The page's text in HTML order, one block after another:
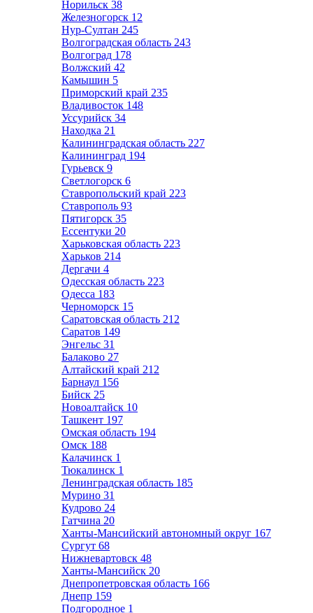
Норильск 38
Железногорск 12
Нур-Султан 245
Волгоградская область 243
Волгоград 178
Волжский 42
Камышин 5
Приморский край 235
Владивосток 148
Уссурийск 34
Находка 21
Калининградская область 227
Калининград 194
Гурьевск 9
Светлогорск 6
Ставропольский край 223
Ставрополь 93
Пятигорск 35
Ессентуки 20
Харьковская область 223
Харьков 214
Дергачи 4
Одесская область 223
Одесса 183
Черноморск 15
Саратовская область 212
Саратов 149
Энгельс 31
Балаково 27
Алтайский край 212
Барнаул 156
Бийск 25
Новоалтайск 10
Ташкент 197
Омская область 194
Омск 188
Калачинск 1
Тюкалинск 1
Ленинградская область 185
Мурино 31
Кудрово 24
Гатчина 20
Ханты-Мансийский автономный округ 167
Сургут 68
Нижневартовск 48
Ханты-Мансийск 20
Днепропетровская область 166
Днепр 159
Подгородное 1